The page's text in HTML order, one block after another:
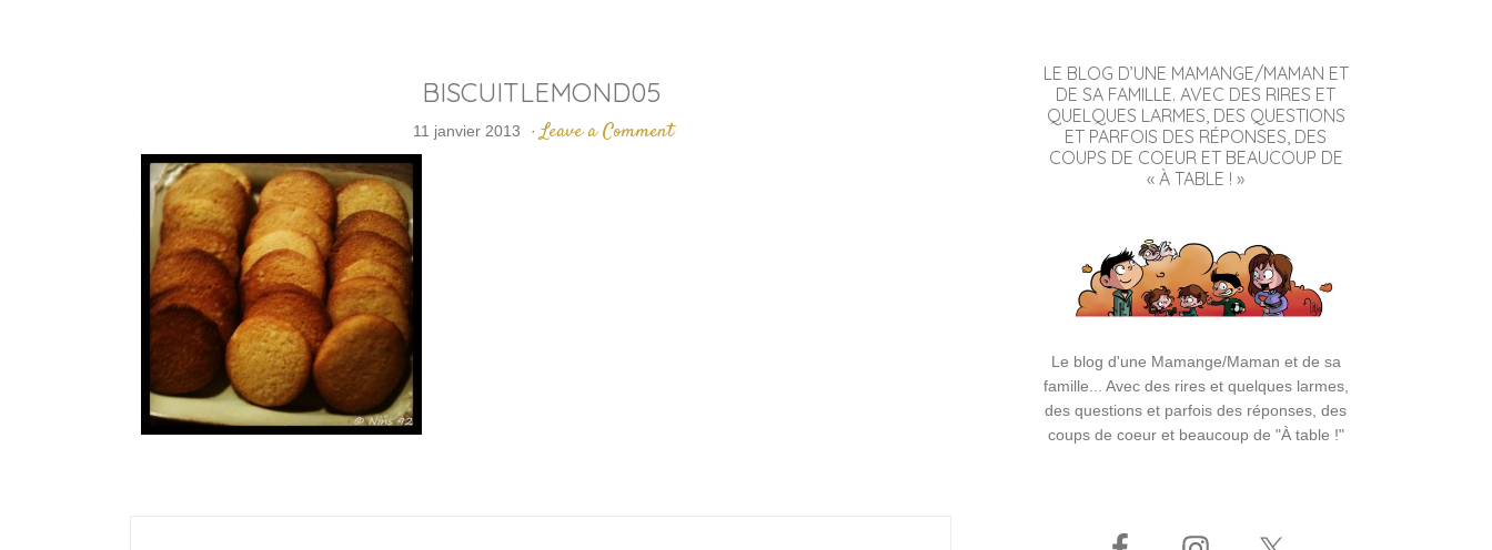
BISCUITLEMOND05
11 janvier 2013 · Leave a Comment
LE BLOG D’UNE MAMANGE/MAMAN ET
DE SA FAMILLE. AVEC DES RIRES ET
QUELQUES LARMES, DES QUESTIONS
ET PARFOIS DES RÉPONSES, DES
COUPS DE COEUR ET BEAUCOUP DE
« À TABLE ! »
Le blog d'une Mamange/Maman et de sa
famille... Avec des rires et quelques larmes,
des questions et parfois des réponses, des
coups de coeur et beaucoup de "À table !"